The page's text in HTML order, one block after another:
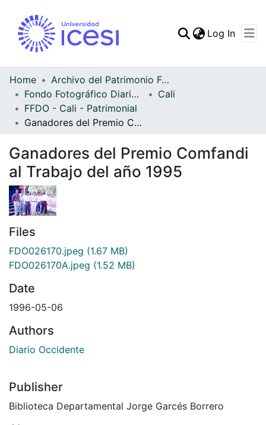
Statistics
Log In
Home
Archivo del Patrimonio Fotográfico y Fílmico del Valle del Cauca
Fondo Fotográfico Diario Occidente
Cali
FFDO - Cali - Patrimonial
Ganadores del Premio Comfandi al Trabajo del año 1995
Ganadores del Premio Comfandi
al Trabajo del año 1995
Files
FDO026170.jpeg (1.67 MB)
FDO026170A.jpeg (1.52 MB)
Date
1996-05-06
Authors
Diario Occidente
Publisher
Biblioteca Departamental Jorge Garcés Borrero